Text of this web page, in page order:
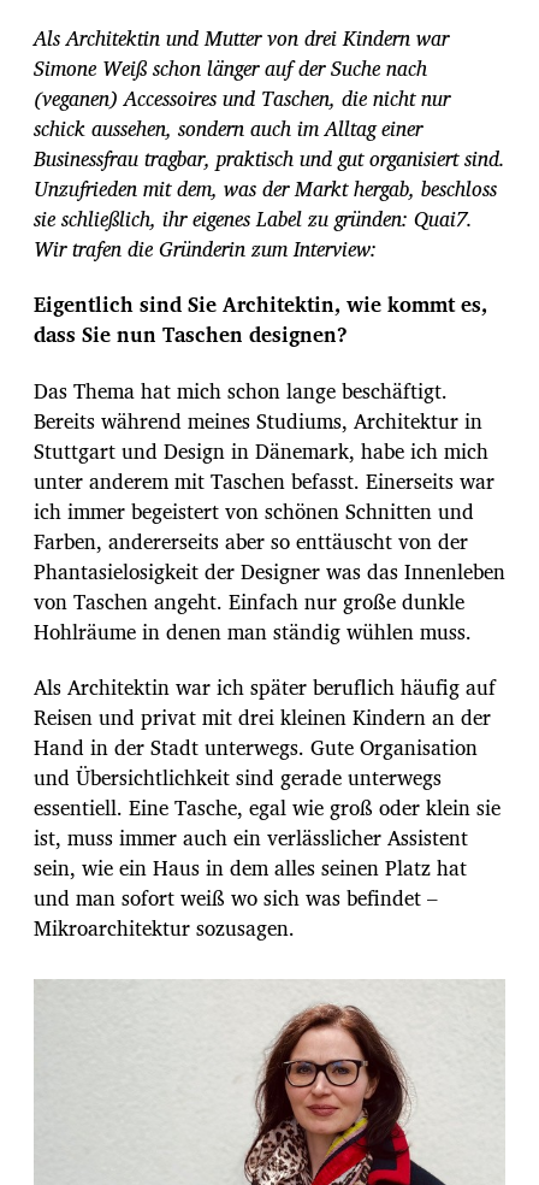
a
g
s
d
a
t
u
m
Als Architektin und Mutter von drei Kindern war
Simone Weiß schon länger auf der Suche nach
(veganen) Accessoires und Taschen, die nicht nur
schick aussehen, sondern auch im Alltag einer
Businessfrau tragbar, praktisch und gut organisiert sind.
Unzufrieden mit dem, was der Markt hergab, beschloss
sie schließlich, ihr eigenes Label zu gründen: Quai7.
Wir trafen die Gründerin zum Interview:
Eigentlich sind Sie Architektin, wie kommt es,
dass Sie nun Taschen designen?
Das Thema hat mich schon lange beschäftigt.
Bereits während meines Studiums, Architektur in
Stuttgart und Design in Dänemark, habe ich mich
unter anderem mit Taschen befasst. Einerseits war
ich immer begeistert von schönen Schnitten und
Farben, andererseits aber so enttäuscht von der
Phantasielosigkeit der Designer was das Innenleben
von Taschen angeht. Einfach nur große dunkle
Hohlräume in denen man ständig wühlen muss.
Als Architektin war ich später beruflich häufig auf
Reisen und privat mit drei kleinen Kindern an der
Hand in der Stadt unterwegs. Gute Organisation
und Übersichtlichkeit sind gerade unterwegs
essentiell. Eine Tasche, egal wie groß oder klein sie
ist, muss immer auch ein verlässlicher Assistent
sein, wie ein Haus in dem alles seinen Platz hat
und man sofort weiß wo sich was befindet –
Mikroarchitektur sozusagen.